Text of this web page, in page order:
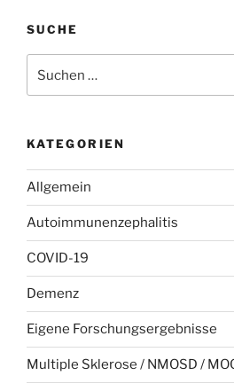
SUCHE
nach:
KATEGORIEN
Allgemein
Autoimmunenzephalitis
COVID-19
Demenz
Eigene Forschungsergebnisse
Multiple Sklerose / NMOSD /